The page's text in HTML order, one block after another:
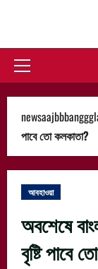
Primary
পাবে তো কলকাতা?
আবহাওয়া
অবশেষে
বৃষ্টি পাবে